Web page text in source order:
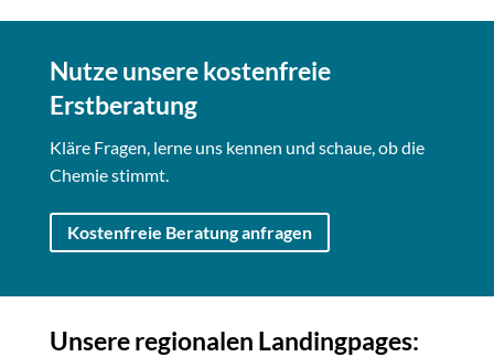
Nutze unsere kostenfreie
Erstberatung
Kläre Fragen, lerne uns kennen und schaue, ob die
Chemie stimmt.
Kostenfreie Beratung anfragen
Unsere regionalen Landingpages: